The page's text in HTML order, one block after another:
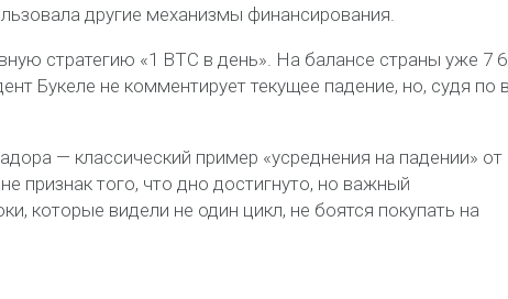
другие механизмы финансирования.
стратегию «1 BTC в день». На балансе страны уже 7
Букеле не комментирует текущее падение, но, судя по
— классический пример «усреднения на падении» от
признак того, что дно достигнуто, но важный
которые видели не один цикл, не боятся покупать на